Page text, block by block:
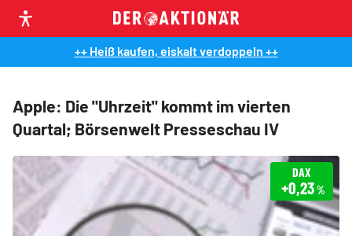
++ Heiß kaufen, eiskalt verdoppeln ++
Apple: Die "Uhrzeit" kommt im vierten
Quartal; Börsenwelt Presseschau IV
DAX
+0,23%